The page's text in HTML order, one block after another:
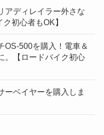
アディレイラー外さな
初心者もOK】
OS-500を購入！電車＆
。【ロードバイク初心
ーベイヤーを購入しま